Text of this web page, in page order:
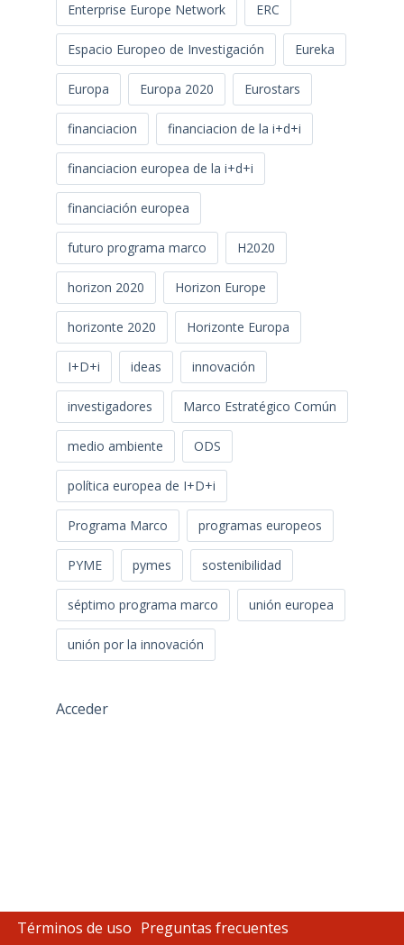
Enterprise Europe Network ERC
Espacio Europeo de Investigación Eureka
Europa Europa 2020 Eurostars
financiacion financiacion de la i+d+i
financiacion europea de la i+d+i
financiación europea
futuro programa marco H2020
horizon 2020 Horizon Europe
horizonte 2020 Horizonte Europa
I+D+i ideas innovación
investigadores Marco Estratégico Común
medio ambiente ODS
política europea de I+D+i
Programa Marco programas europeos
PYME pymes sostenibilidad
séptimo programa marco unión europea
unión por la innovación
Acceder
Términos de uso Preguntas frecuentes